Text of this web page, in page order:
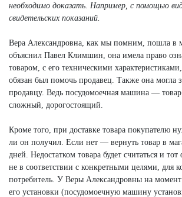
необходимо доказать. Например, с помощью
свидетельских показаний.
Вера Александровна, как мы помним, пошла в
объяснил Павел Климшин, она имела право
товаром, с его техническими
обязан был помочь продавец. Также она могла
продавцу. Ведь посудомоечная машина — товар
сложный, дорогостоящий.
Кроме того, при доставке товара покупателю
ли он получил. Если нет — вернуть товар в
дней. Недостатком товара будет считаться и
не в соответствии с конкретными целями, для
потребитель. У Веры Александровны на момент
его установки (посудомоечную машину